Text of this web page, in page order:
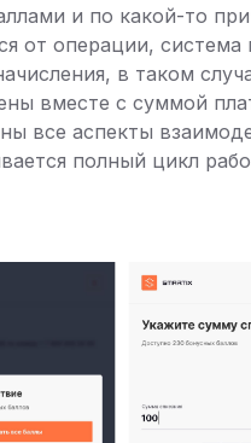
и по какой-то
от операции,
в таком
вместе с суммой
все аспекты
полный цикл